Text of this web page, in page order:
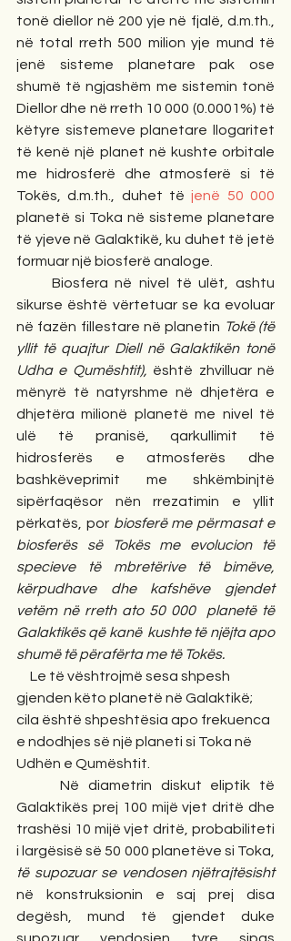
tonë diellor në 200 yje në fjalë, d.m.th.,
në total rreth 500 milion yje mund të
jenë sisteme planetare pak ose
shumë të ngjashëm me sistemin tonë
Diellor dhe në rreth 10 000 (0.0001%) të
këtyre sistemeve planetare llogaritet
të kenë një planet në kushte orbitale
me hidrosferë dhe atmosferë si të
Tokës, d.m.th., duhet të
planetë si Toka në sisteme planetare
të yjeve në Galaktikë, ku duhet të jetë
formuar një biosferë analoge.
sikurse është vërtetuar se ka evoluar
në fazën fillestare në planetin Tokë (të
yllit të quajtur Diell në Galaktikën tonë
Udha e Qumështit), është zhvilluar në
mënyrë të natyrshme në dhjetëra e
dhjetëra milionë planetë me nivel të
ulë të pranisë, qarkullimit të
hidrosferës e atmosferës dhe
bashkëveprimit me shkëmbinjtë
sipërfaqësor nën rrezatimin e yllit
përkatës, por biosferë me përmasat e
biosferës së Tokës me evolucion të
specieve të mbretërive të bimëve,
kërpudhave dhe kafshëve gjendet
vetëm në rreth ato 50 000  planetë të
Galaktikës që kanë  kushte të njëjta apo
shumë të përafërta me të Tokës.
gjenden këto planetë në Galaktikë;
cila është shpeshtësia apo frekuenca
e ndodhjes së një planeti si Toka në
Udhën e Qumështit.
     Në diametrin diskut eliptik të
Galaktikës prej 100 mijë vjet dritë dhe
trashësi 10 mijë vjet dritë, probabiliteti
të supozuar se vendosen njëtrajtësisht
në konstruksionin e saj prej disa
degësh, mund të gjendet duke